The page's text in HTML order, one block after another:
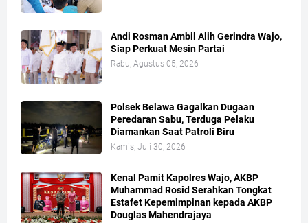
Andi Rosman Ambil Alih Gerindra Wajo,
Siap Perkuat Mesin Partai
Rabu, Agustus 05, 2026
Polsek Belawa Gagalkan Dugaan
Peredaran Sabu, Terduga Pelaku
Diamankan Saat Patroli Biru
Kamis, Juli 30, 2026
Kenal Pamit Kapolres Wajo, AKBP
Muhammad Rosid Serahkan Tongkat
Estafet Kepemimpinan kepada AKBP
Douglas Mahendrajaya